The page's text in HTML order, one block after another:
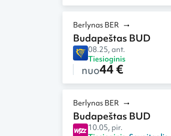
Berlynas BER
Budapeštas BUD
08.25, ant.
Tiesioginis
nuo44 €
Berlynas BER
Budapeštas BUD
10.05, pir.